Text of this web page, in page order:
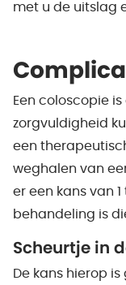
met u de uitslag
Een coloscopie
zorgvuldigheid
een
weghalen van
er een kans van
behandeling is
Scheurtje in
De kans hierop